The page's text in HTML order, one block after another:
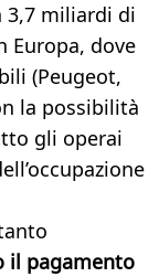
3,7 miliardi di
Europa, dove
(Peugeot,
la possibilità
gli operai
il pagamento